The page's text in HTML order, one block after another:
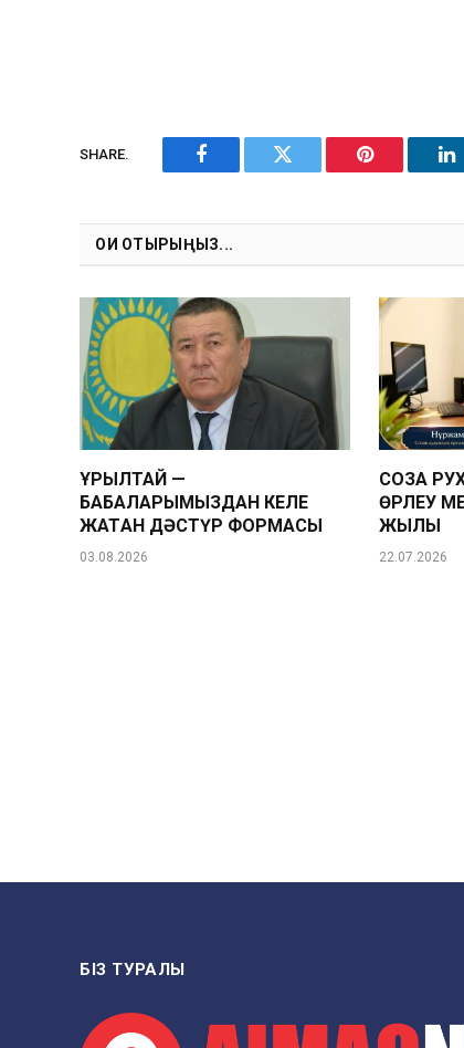
SHARE.
Facebook Twitter Pinterest
ОҚИ ОТЫРЫҢЫЗ...
ҚҰРЫЛТАЙ —
БАБАЛАРЫМЫЗДАН КЕЛЕ
ЖАТҚАН ДӘСТҮР ФОРМАСЫ
03.08.2026
СОЗАҚ
ӨРЛЕУ
ЖЫЛЫ
22.07.2026
БІЗ ТУРАЛЫ